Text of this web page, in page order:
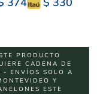
PRODUCTO
CADENA DE
- ENVÍOS SOLO A
Y
ESTE